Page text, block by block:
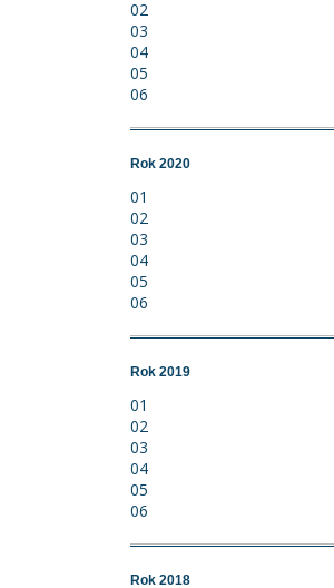
02
03
04
05
06
Rok 2020
01
02
03
04
05
06
Rok 2019
01
02
03
04
05
06
Rok 2018